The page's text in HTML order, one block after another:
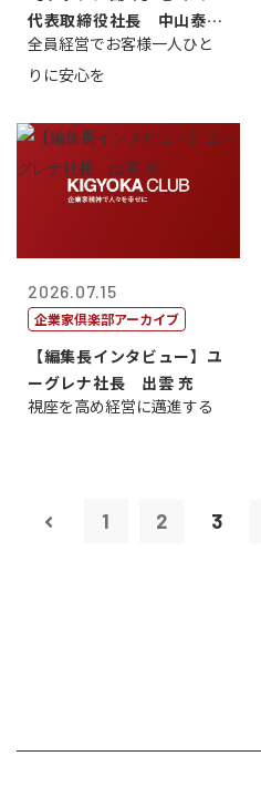
代表取締役社長 中山泰
男
全員経営でお客様一人ひと
りに安心を
2026.07.15
企業家倶楽部アーカイブ
【編集長インタビュー】ユ
ーグレナ社長 出雲 充
視座を高め経営に邁進する
1 2 3